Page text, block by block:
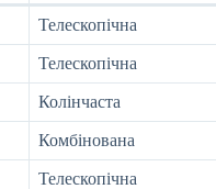
Телескопічна
Телескопічна
Колінчаста
Комбінована
Телескопічна